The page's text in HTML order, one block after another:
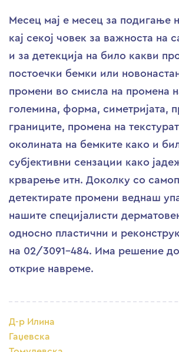
Месец мај е месец за подигање
кај секој човек за важноста на
и за детекција на било какви
постоечки бемки или
промени во смисла на промена
големина, форма, симетријата,
границите, промена на
околината на бемките како и
субјективни сензации како
крварење итн. Доколку со
детектирате промени веднаш
нашите специјалисти
односно пластични и
на 02/3091-484. Има решение
открие навреме.
Д-р Илина
Гаџевска